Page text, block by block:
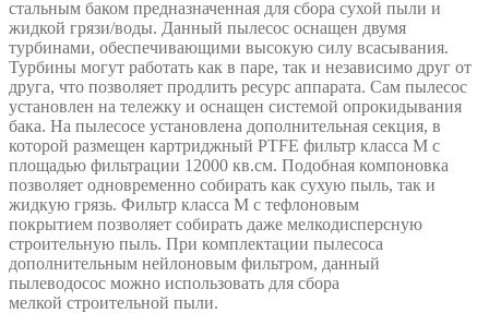
стальным баком предназначенная для сбора сухой пыли и
жидкой грязи/воды. Данный пылесос оснащен двумя
турбинами, обеспечивающими высокую силу всасывания.
Турбины могут работать как в паре, так и независимо друг от
друга, что позволяет продлить ресурс аппарата. Сам пылесос
установлен на тележку и оснащен системой опрокидывания
бака. На пылесосе установлена дополнительная секция, в
которой размещен картриджный PTFE фильтр класса М с
площадью фильтрации 12000 кв.см. Подобная компоновка
позволяет одновременно собирать как сухую пыль, так и
жидкую грязь. Фильтр класса М с тефлоновым
покрытием позволяет собирать даже мелкодисперсную
строительную пыль. При комплектации пылесоса
дополнительным нейлоновым фильтром, данный
пылеводосос можно использовать для сбора
мелкой строительной пыли.